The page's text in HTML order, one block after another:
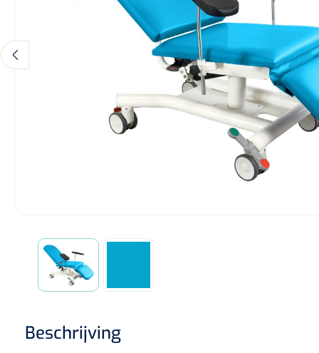
Incontinentiezorg
Injectiemateriaal
Monitoring
Wondzorg
Beschrijving